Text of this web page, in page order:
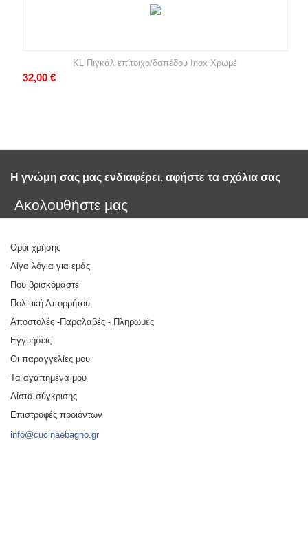
KL Πιγκάλ επίτοιχο/δαπέδου Inox Χρωμέ
32,00 €
Η γνώμη σας μας ενδιαφέρει, αφήστε τα σχόλια σας
Ακολουθήστε μας
Οροι χρήσης
Λίγα λόγια για εμάς
Που βρισκόμαστε
Πολιτική Απορρήτου
Αποστολές -Παραλαβές - Πληρωμές
Εγγυήσεις
Οι παραγγελίες μου
Τα αγαπημένα μου
Λίστα σύγκρισης
Επιστροφές προϊόντων
info@cucinaebagno.gr